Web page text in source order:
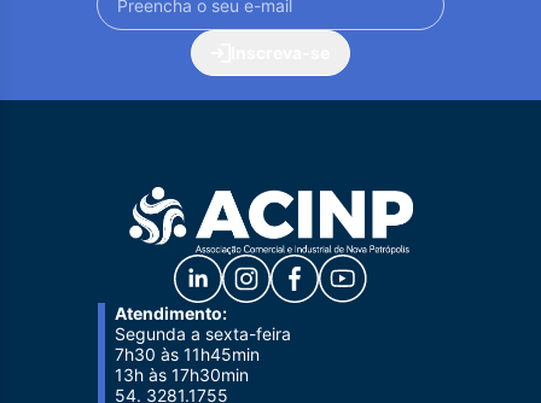
Atendimento:
Segunda a sexta-feira
7h30 às 11h45min
13h às 17h30min
54. 3281.1755